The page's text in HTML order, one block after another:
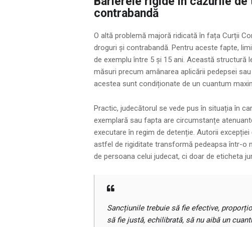
contrabandă
O altă problemă majoră ridicată în fața Curții
droguri și contrabandă. Pentru aceste fapte,
de exemplu între 5 și 15 ani. Această structură
măsuri precum amânarea aplicării pedepsei
acestea sunt condiționate de un cuantum
Practic, judecătorul se vede pus în situația în
exemplară sau fapta are circumstanțe
executare în regim de detenție. Autorii
astfel de rigiditate transformă pedeapsa într-o
de persoana celui judecat, ci doar de eticheta
Sancțiunile trebuie să fie efective,
să fie justă, echilibrată, să nu aibă un